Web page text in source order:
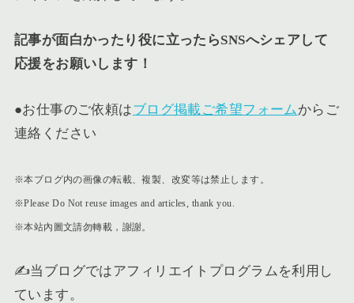
記事が面白かったり役に立ったらSNSへシェアして
応援をお願いします！
●お仕事のご依頼はブログ掲載ご希望フォーム からご
連絡ください
※本ブログ内の画像の転載、複製、改変等は禁止します。
※Please Do Not reuse images and articles, thank you.
※本站內圖文請勿轉載，謝謝。
✍️当ブログではアフィリエイトプログラムを利用し
ています。